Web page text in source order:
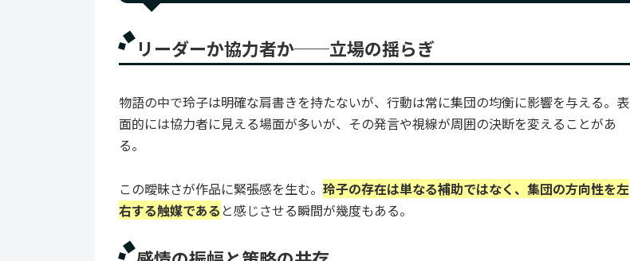
リーダーか協力者か──立場の揺らぎ
物語の中で玲子は明確な肩書きを持たないが、行動は常に集団の均衡に影響を与える。表
面的には協力者に見える場面が多いが、その発言や視線が周囲の決断を変えることがあ
る。
この曖昧さが作品に緊張感を生む。 玲子の存在は単なる補助ではなく、集団の方向性を左
右する触媒である と感じさせる瞬間が幾度もある。